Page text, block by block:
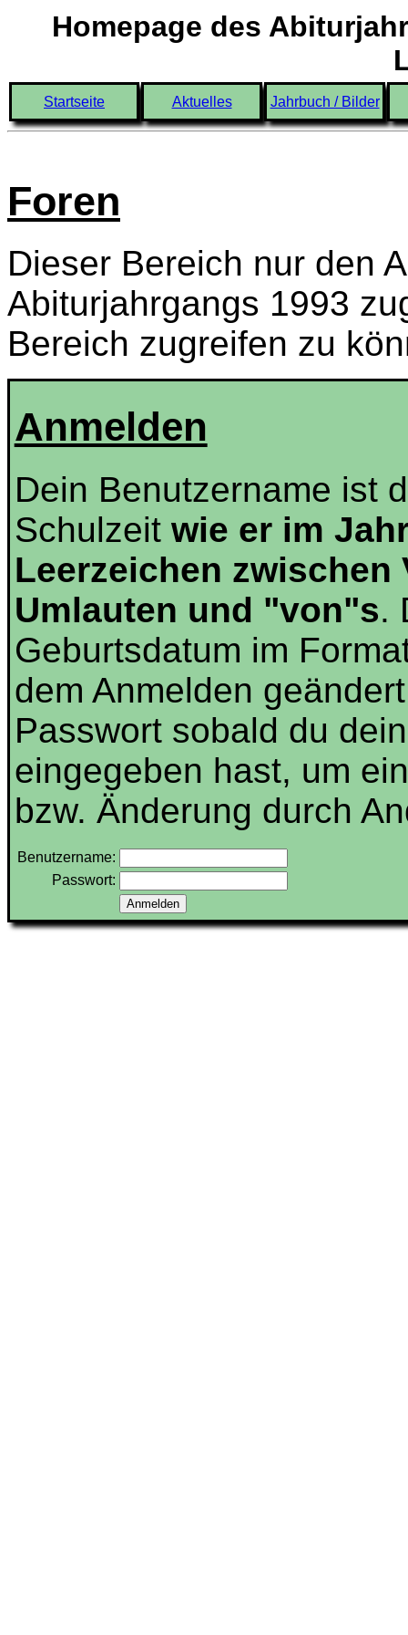
Homepage des
Startseite Aktuelles Jahrbuch / Bilder
Foren
Dieser Bereich nur den
Abiturjahrgangs 1993
Bereich zugreifen zu
Anmelden
Dein Benutzername ist
Schulzeit wie er im
Leerzeichen zwischen
Umlauten und "von"s.
Geburtsdatum im
dem Anmelden
Passwort sobald du
eingegeben hast, um
bzw. Änderung durch
Benutzername:
Passwort: